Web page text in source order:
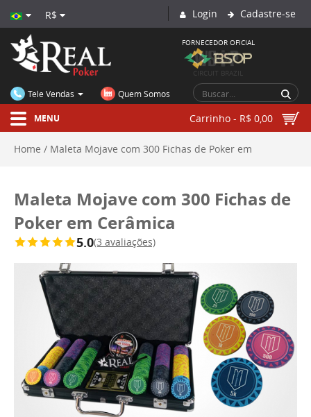
R$
FORNECEDOR OFICIAL
CIRCUIT BRAZIL
Login Cadastre-se
Carrinho - R$ 0,00
Tele Vendas Quem Somos
MENU
Home Maleta Mojave com 300 Fichas de Poker em
Maleta Mojave com 300 Fichas de
Poker em Cerâmica
5.0(3 avaliações)